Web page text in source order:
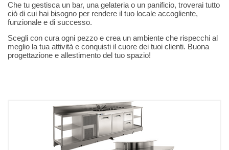
Che tu gestisca un bar, una gelateria o un panificio, troverai tutto
ciò di cui hai bisogno per rendere il tuo locale accogliente,
funzionale e di successo.
Scegli con cura ogni pezzo e crea un ambiente che rispecchi al
meglio la tua attività e conquisti il cuore dei tuoi clienti. Buona
progettazione e allestimento del tuo spazio!